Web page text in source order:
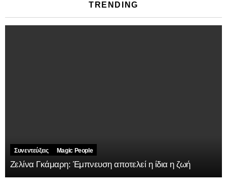
TRENDING
Συνεντεύξεις Magic People
Ζελίνα Γκάμαρη: Έμπνευση αποτελεί η ίδια η ζωή